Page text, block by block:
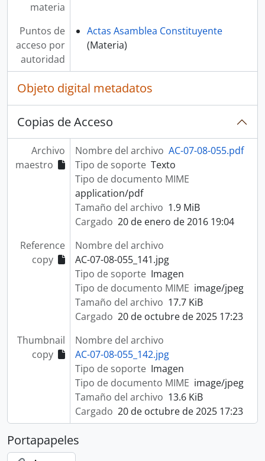
materia
Puntos de
acceso por
autoridad
Actas Asamblea Constituyente
(Materia)
Objeto digital metadatos
Copias de Acceso
Archivo
maestro
Nombre del archivo AC-07-08-055.pdf
Tipo de soporte Texto
Tipo de documento MIME
application/pdf
Tamaño del archivo 1.9 MiB
Cargado 20 de enero de 2016 19:04
Reference
copy
Nombre del archivo
AC-07-08-055_141.jpg
Tipo de soporte Imagen
Tipo de documento MIME image/jpeg
Tamaño del archivo 17.7 KiB
Cargado 20 de octubre de 2025 17:23
Thumbnail
copy
Nombre del archivo
AC-07-08-055_142.jpg
Tipo de soporte Imagen
Tipo de documento MIME image/jpeg
Tamaño del archivo 13.6 KiB
Cargado 20 de octubre de 2025 17:23
Portapapeles